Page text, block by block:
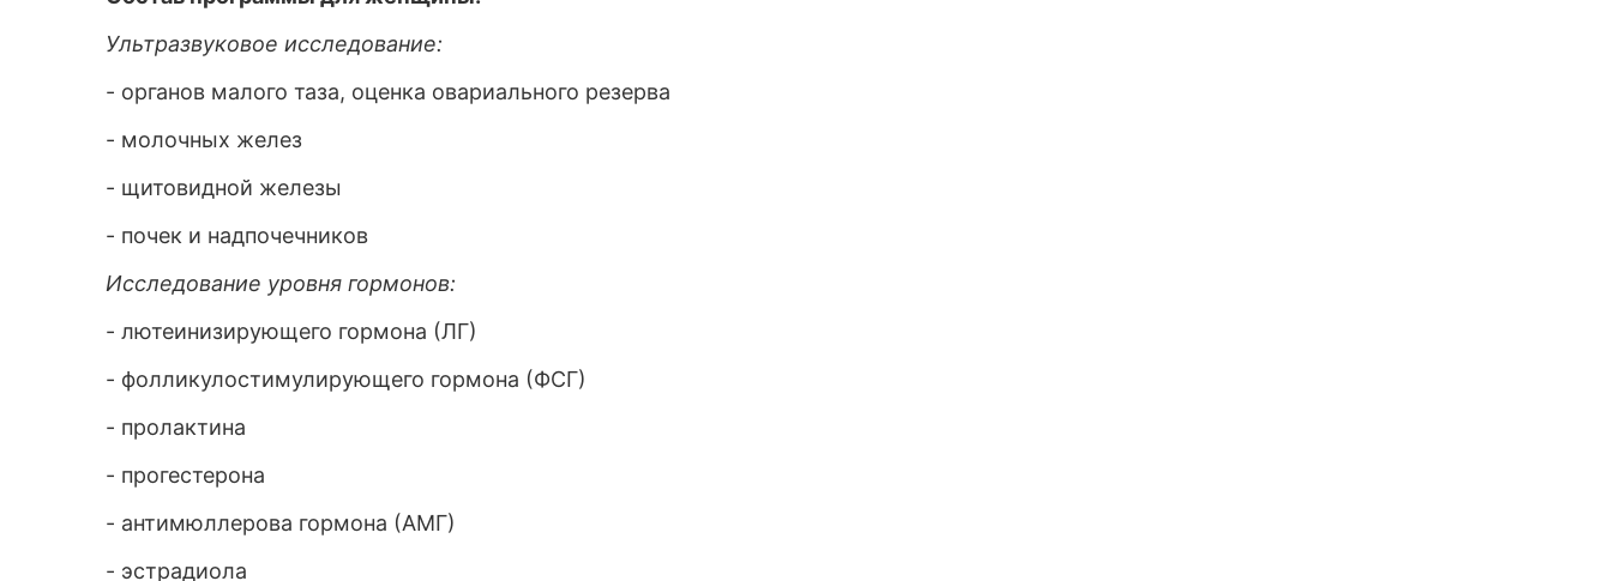
Ультразвуковое исследование:
- органов малого таза, оценка овариального резерва
- молочных желез
- щитовидной железы
- почек и надпочечников
Исследование уровня гормонов:
- лютеинизирующего гормона (ЛГ)
- фолликулостимулирующего гормона (ФСГ)
- пролактина
- прогестерона
- антимюллерова гормона (АМГ)
- эстрадиола